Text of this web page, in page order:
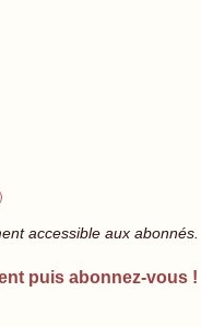
accessible aux abonnés.
puis abonnez-vous !